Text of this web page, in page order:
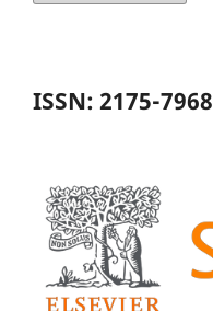
ISSN: 2175-7968